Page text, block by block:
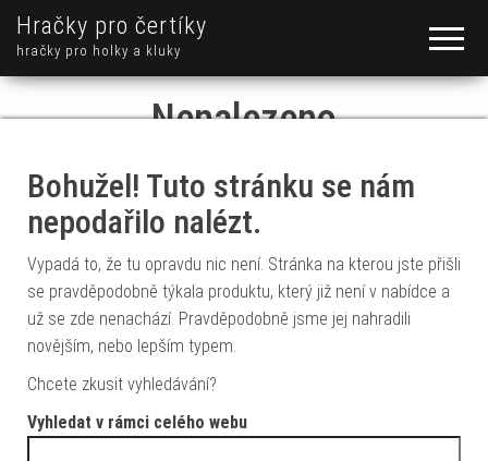
Hračky pro čertíky
hračky pro holky a kluky
Nenalezeno
Bohužel! Tuto stránku se nám
nepodařilo nalézt.
Vypadá to, že tu opravdu nic není. Stránka na kterou jste přišli
se pravděpodobně týkala produktu, který již není v nabídce a
už se zde nenachází. Pravděpodobně jsme jej nahradili
novějším, nebo lepším typem.
Chcete zkusit vyhledávání?
Vyhledat v rámci celého webu